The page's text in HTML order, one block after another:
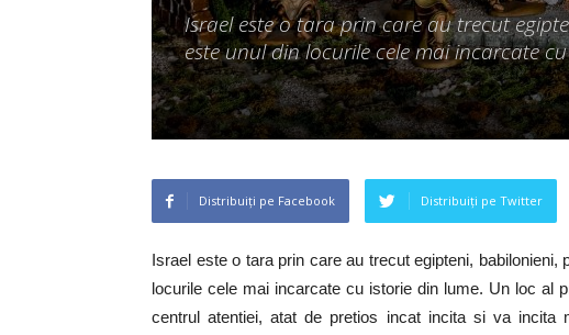
Israel este o tara prin care au trecut
este unul din locurile cele mai incarcate
Distribuiți pe Facebook Distribuiți pe Twitter
Israel este o tara prin care au trecut egipteni,
locurile cele mai incarcate cu istorie din lume. Un loc al
centrul atentiei, atat de pretios incat incita si va incita